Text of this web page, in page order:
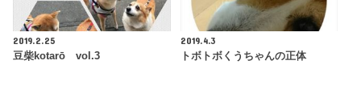
2019.2.25
豆柴kotarō vol.3
2019.4.3
トボトボくうちゃんの正体